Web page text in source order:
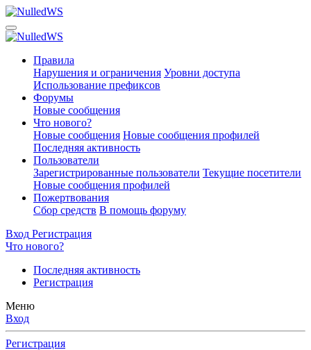
Правила
Нарушения и ограничения Уровни доступа
Использование префиксов
Форумы
Новые сообщения
Что нового?
Новые сообщения Новые сообщения профилей
Последняя активность
Пользователи
Зарегистрированные пользователи Текущие посетители
Новые сообщения профилей
Пожертвования
Сбор средств В помощь форуму
Вход Регистрация
Что нового?
Последняя активность
Регистрация
Меню
Вход
Регистрация